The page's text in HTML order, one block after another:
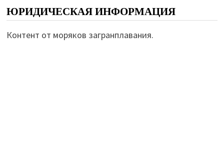
ЮРИДИЧЕСКАЯ ИНФОРМАЦИЯ
Контент от моряков загранплавания.